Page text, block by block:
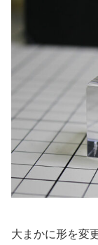
大まかに形を変